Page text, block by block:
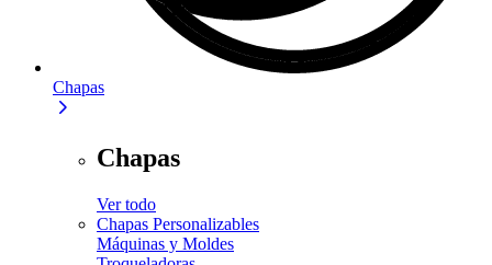
Chapas
Chapas
Ver todo
Chapas Personalizables
Máquinas y Moldes